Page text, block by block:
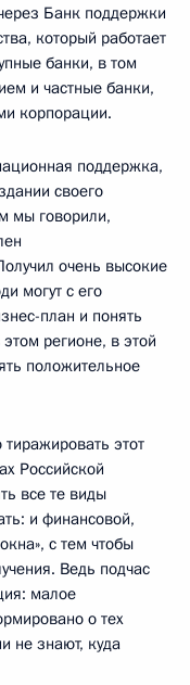
Банк поддержки
который работает
банки, в том
и частные банки,
корпорации.
поддержка,
своего
мы говорили,
очень высокие
могут с его
план и понять
регионе, в этой
положительное
этот
Российской
все те виды
и финансовой,
с тем чтобы
Ведь подчас
малое
о тех
не знают, куда